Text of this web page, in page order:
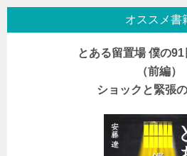
オススメ書
とある留置場 僕の
（前編）
ショックと緊張